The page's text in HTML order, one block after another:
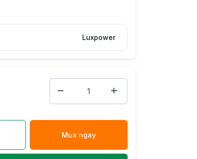
Luxpower
Mua ngay